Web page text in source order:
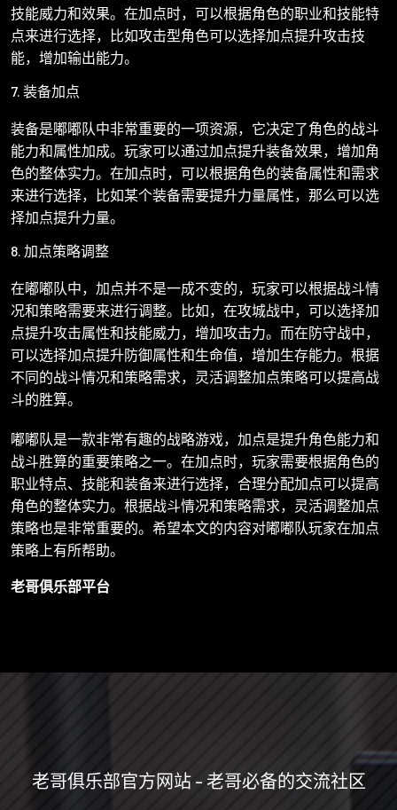
技能威力和效果。在加点时，可以根据角色的职业和技能特
点来进行选择，比如攻击型角色可以选择加点提升攻击技
能，增加输出能力。
7. 装备加点
装备是嘟嘟队中非常重要的一项资源，它决定了角色的战斗
能力和属性加成。玩家可以通过加点提升装备效果，增加角
色的整体实力。在加点时，可以根据角色的装备属性和需求
来进行选择，比如某个装备需要提升力量属性，那么可以选
择加点提升力量。
8. 加点策略调整
在嘟嘟队中，加点并不是一成不变的，玩家可以根据战斗情
况和策略需要来进行调整。比如，在攻城战中，可以选择加
点提升攻击属性和技能威力，增加攻击力。而在防守战中，
可以选择加点提升防御属性和生命值，增加生存能力。根据
不同的战斗情况和策略需求，灵活调整加点策略可以提高战
斗的胜算。
嘟嘟队是一款非常有趣的战略游戏，加点是提升角色能力和
战斗胜算的重要策略之一。在加点时，玩家需要根据角色的
职业特点、技能和装备来进行选择，合理分配加点可以提高
角色的整体实力。根据战斗情况和策略需求，灵活调整加点
策略也是非常重要的。希望本文的内容对嘟嘟队玩家在加点
策略上有所帮助。
老哥俱乐部平台
老哥俱乐部官方网站 - 老哥必备的交流社区